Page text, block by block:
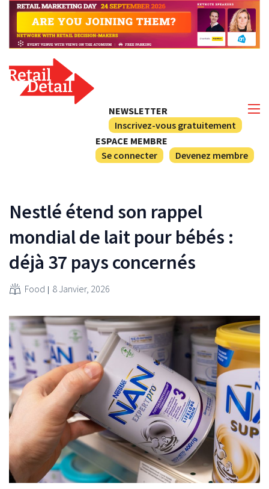
NEWSLETTER
Inscrivez-vous gratuitement
ESPACE MEMBRE
Se connecter
Devenez membre
Nestlé étend son rappel
mondial de lait pour bébés :
déjà 37 pays concernés
Food 8 Janvier, 2026